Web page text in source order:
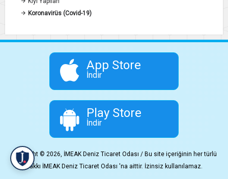
Koronavirüs (Covid-19)
App Store
İndir
Play Store
İndir
Copyright © 2026, İMEAK Deniz Ticaret Odası / Bu site içeriğinin her türlü
hakkı İMEAK Deniz Ticaret Odası 'na aittir. İzinsiz kullanılamaz.